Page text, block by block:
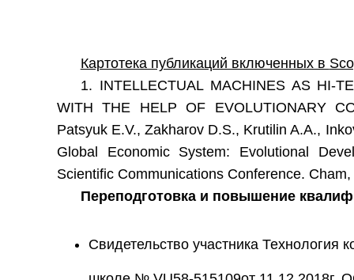
Картотека публикаций включенных в
1. INTELLECTUAL MACHINES AS HI-
WITH THE HELP OF EVOLUTIONARY
Patsyuk E.V., Zakharov D.S., Krutilin A.A.,
Global Economic System: Evolutional
Scientific Communications Conference.
Переподготовка и повышение
Свидетельство участника Технология